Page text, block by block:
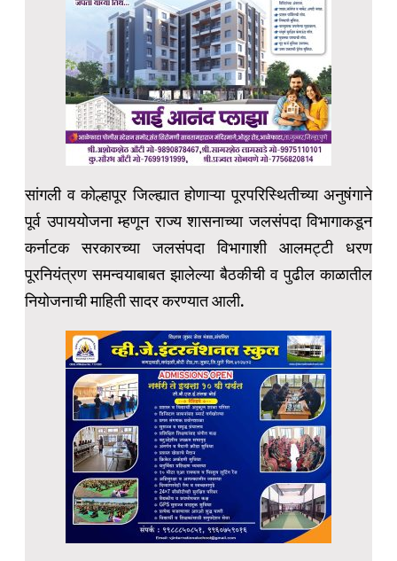
सांगली व कोल्हापूर जिल्ह्यात होणाऱ्या पूरपरिस्थितीच्या अनुषंगाने
पूर्व उपाययोजना म्हणून राज्य शासनाच्या जलसंपदा विभागाकडून
कर्नाटक सरकारच्या जलसंपदा विभागाशी आलमट्टी धरण
पूरनियंत्रण समन्वयाबाबत झालेल्या बैठकीची व पुढील काळातील
नियोजनाची माहिती सादर करण्यात आली.